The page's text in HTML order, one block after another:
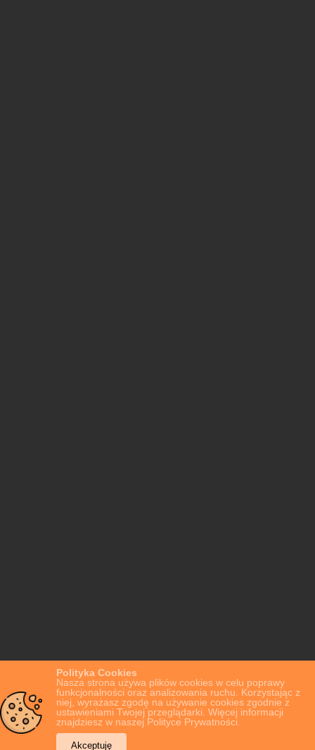
Polityka Cookies
Nasza strona używa plików cookies w celu poprawy
funkcjonalności oraz analizowania ruchu. Korzystając z
niej, wyrażasz zgodę na używanie cookies zgodnie z
ustawieniami Twojej przeglądarki. Więcej informacji
znajdziesz w naszej Polityce Prywatności.
Akceptuję